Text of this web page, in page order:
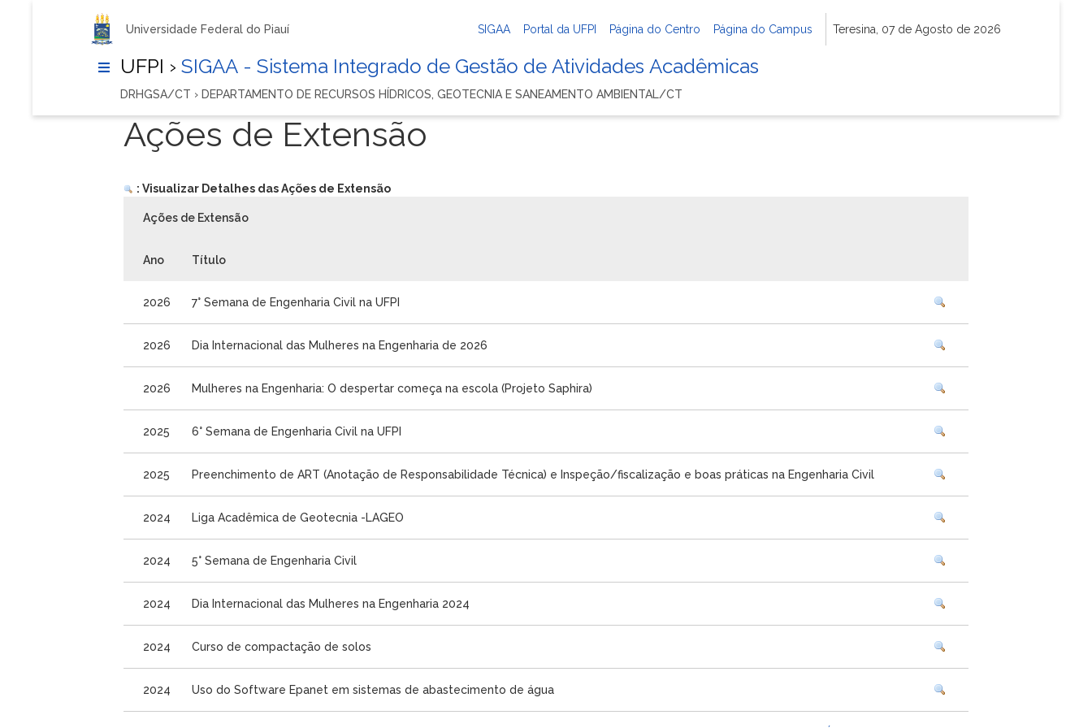
Universidade Federal do Piauí SIGAA Portal da UFPI Página do Centro Página do Campus Teresina, 07 de Agosto de 2026
UFPI › SIGAA - Sistema Integrado de Gestão de Atividades Acadêmicas
DRHGSA/CT › DEPARTAMENTO DE RECURSOS HÍDRICOS, GEOTECNIA E SANEAMENTO AMBIENTAL/CT
Ações de Extensão
: Visualizar Detalhes das Ações de Extensão
Ações de Extensão
Ano Título
2026 7° Semana de Engenharia Civil na UFPI
2026 Dia Internacional das Mulheres na Engenharia de 2026
2026 Mulheres na Engenharia: O despertar começa na escola (Projeto Saphira)
2025 6° Semana de Engenharia Civil na UFPI
2025 Preenchimento de ART (Anotação de Responsabilidade Técnica) e Inspeção/fiscalização e boas práticas na Engenharia Civil
2024 Liga Acadêmica de Geotecnia -LAGEO
2024 5° Semana de Engenharia Civil
2024 Dia Internacional das Mulheres na Engenharia 2024
2024 Curso de compactação de solos
2024 Uso do Software Epanet em sistemas de abastecimento de água